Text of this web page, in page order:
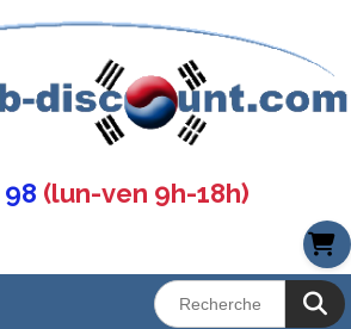
98 (lun-ven 9h-18h)